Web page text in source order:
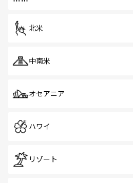
北米
中南米
オセアニア
ハワイ
リゾート